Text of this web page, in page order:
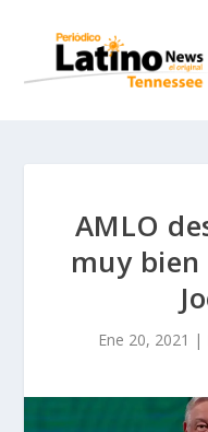
AMLO
muy bien
Ene 20, 2021 |